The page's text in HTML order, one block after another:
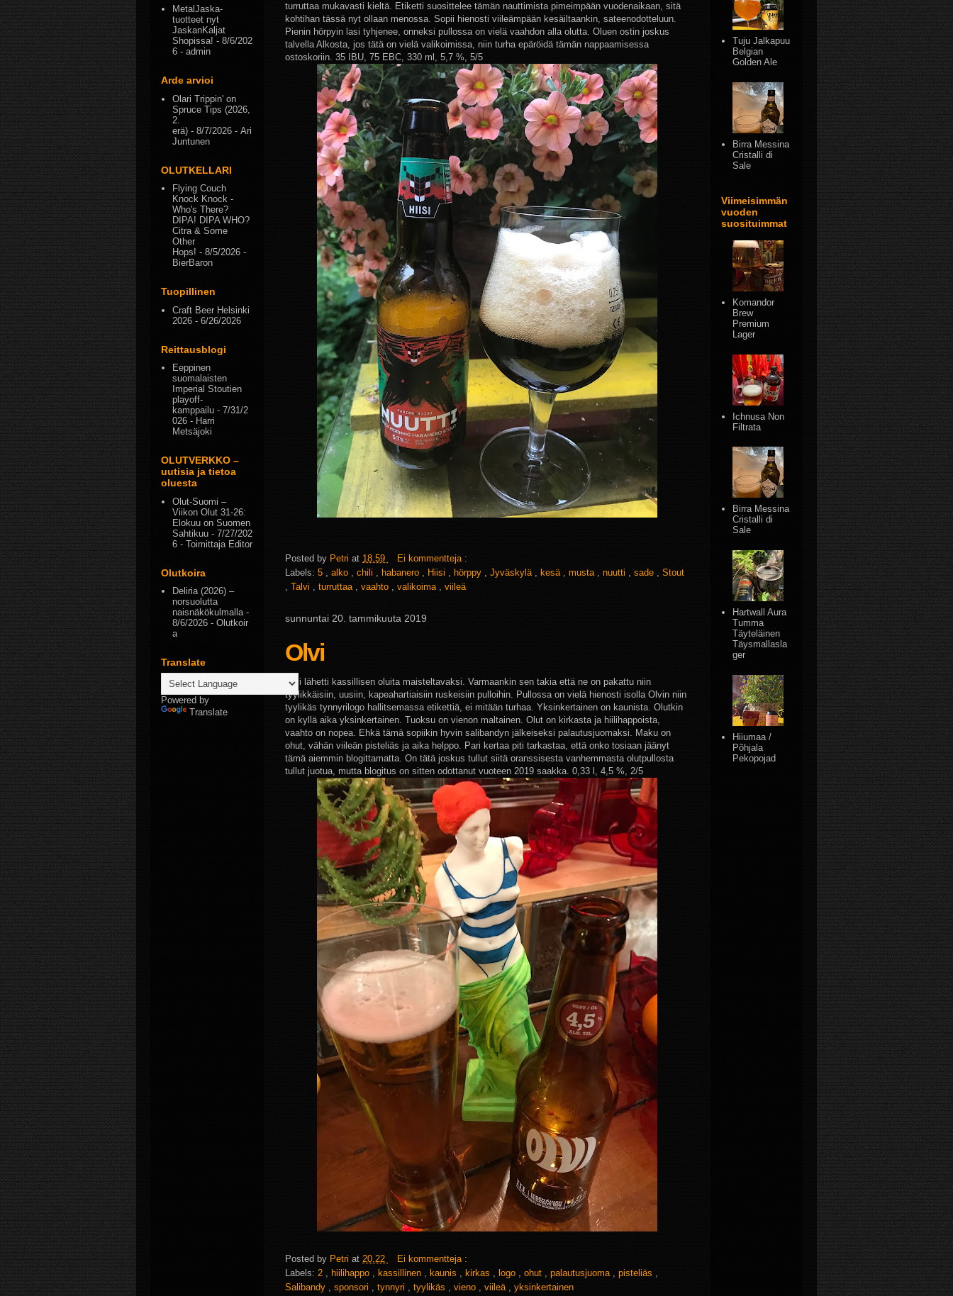
turruttaa mukavasti kieltä. Etiketti suosittelee tämän nauttimista pimeimpään vuodenaikaan, sitä
kohtihan tässä nyt ollaan menossa. Sopii hienosti viileämpään kesäiltaankin, sateenodotteluun.
Pienin hörpyin lasi tyhjenee, onneksi pullossa on vielä vaahdon alla olutta. Oluen ostin joskus
talvella Alkosta, jos tätä on vielä valikoimissa, niin turha epäröidä tämän nappaamisessa
ostoskoriin. 35 IBU, 75 EBC, 330 ml, 5,7 %, 5/5
Posted by Petri at 18.59
Ei kommentteja :
Labels: 5 alko chili habanero Hiisi hörppy Jyväskylä kesä musta nuutti sade
Stout
Talvi turruttaa vaahto valikoima viileä
sunnuntai 20. tammikuuta 2019
Olvi
Olvi lähetti kassillisen oluita maisteltavaksi. Varmaankin sen takia että ne on pakattu niin
tyylikkäisiin, uusiin, kapeahartiaisiin ruskeisiin pulloihin. Pullossa on vielä hienosti isolla Olvin niin
tyylikäs tynnyrilogo hallitsemassa etikettiä, ei mitään turhaa. Yksinkertainen on kaunista. Olutkin
on kyllä aika yksinkertainen. Tuoksu on vienon maltainen. Olut on kirkasta ja hiilihappoista,
vaahto on nopea. Ehkä tämä sopiikin hyvin salibandyn jälkeiseksi palautusjuomaksi. Maku on
ohut, vähän viileän pisteliäs ja aika helppo. Pari kertaa piti tarkastaa, että onko tosiaan jäänyt
tämä aiemmin blogittamatta. On tätä joskus tullut siitä oranssisesta vanhemmasta olutpullosta
tullut juotua, mutta blogitus on sitten odottanut vuoteen 2019 saakka. 0,33 l, 4,5 %, 2/5
Posted by Petri at 20.22
Ei kommentteja :
Labels: 2 , hiilihappo , kassillinen , kaunis , kirkas , logo , ohut , palautusjuoma , pisteliäs ,
Salibandy , sponsori , tynnyri , tyylikäs , vieno , viileä , yksinkertainen
MetalJaska-
tuotteet nyt
JaskanKaljat
Shopissa! - 8/6/202
6 - admin
Arde arvioi
Olari Trippin' on
Spruce Tips (2026,
2.
erä) - 8/7/2026 - Ari
Juntunen
OLUTKELLARI
Flying Couch
Knock Knock -
Who's There?
DIPA! DIPA WHO?
Citra & Some
Other
Hops! - 8/5/2026 -
BierBaron
Tuopillinen
Craft Beer Helsinki
2026 - 6/26/2026
Reittausblogi
Eeppinen
suomalaisten
Imperial Stoutien
playoff-
kamppailu - 7/31/2
026 - Harri
Metsäjoki
OLUTVERKKO –
uutisia ja tietoa
oluesta
Olut-Suomi –
Viikon Olut 31-26:
Elokuu on Suomen
Sahtikuu - 7/27/202
6 - Toimittaja Editor
Olutkoira
Deliria (2026) –
norsuolutta
naisnäkökulmalla-
8/6/2026 - Olutkoir
a
Translate
Powered by
Translate
Tuju Jalkapuu
Belgian
Golden Ale
Birra Messina
Cristalli di
Sale
Viimeisimmän
vuoden
suosituimmat
Komandor
Brew
Premium
Lager
Ichnusa Non
Filtrata
Birra Messina
Cristalli di
Sale
Hartwall Aura
Tumma
Täyteläinen
Täysmallasla
ger
Hiiumaa /
Põhjala
Pekopojad